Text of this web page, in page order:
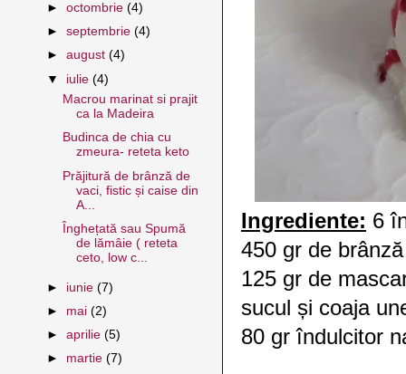
Ingrediente: 6
450 gr de
125 gr de
sucul și coaja
80 gr îndulcitor
►octombrie(4)
►septembrie(4)
►august(4)
▼ iulie(4)
Macrou marinat si prajit
ca la Madeira
Budinca de chia cu
zmeura- reteta keto
Prăjitură de brânză de
vaci, fistic și caise din
A...
Înghețată sau Spumă
de lămâie ( reteta
ceto, low c...
► iunie(7)
► mai(2)
►aprilie(5)
► martie(7)